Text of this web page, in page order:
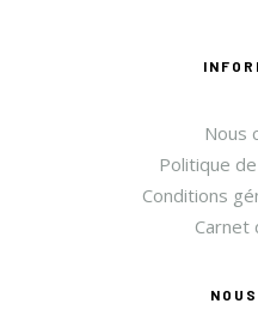
Nous
Politique
Conditions
Carnet